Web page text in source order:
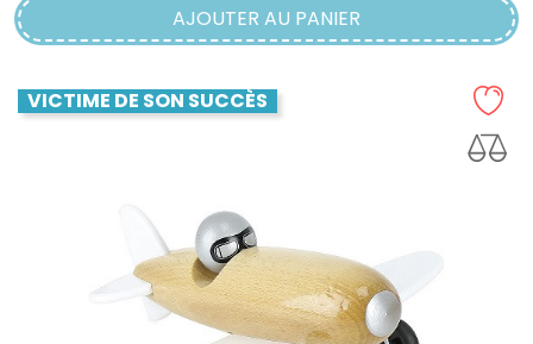
AJOUTER AU PANIER
VICTIME DE SON SUCCÈS